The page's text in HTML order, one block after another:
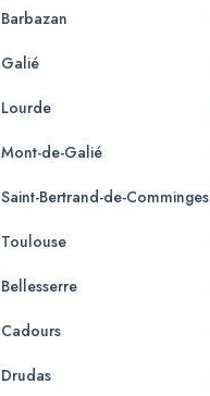
Barbazan
Galié
Lourde
Mont-de-Galié
Saint-Bertrand-de-Comminges
Toulouse
Bellesserre
Cadours
Drudas